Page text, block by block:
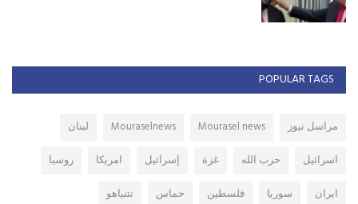
POPULAR TAGS
مراسل نيوز Mourasel news
Mouraselnews
لبنان
اسرائيل
حزب الله غزة إسرائيل امريكا
روسيا
ايران
سوريا فلسطين حماس نتنياهو